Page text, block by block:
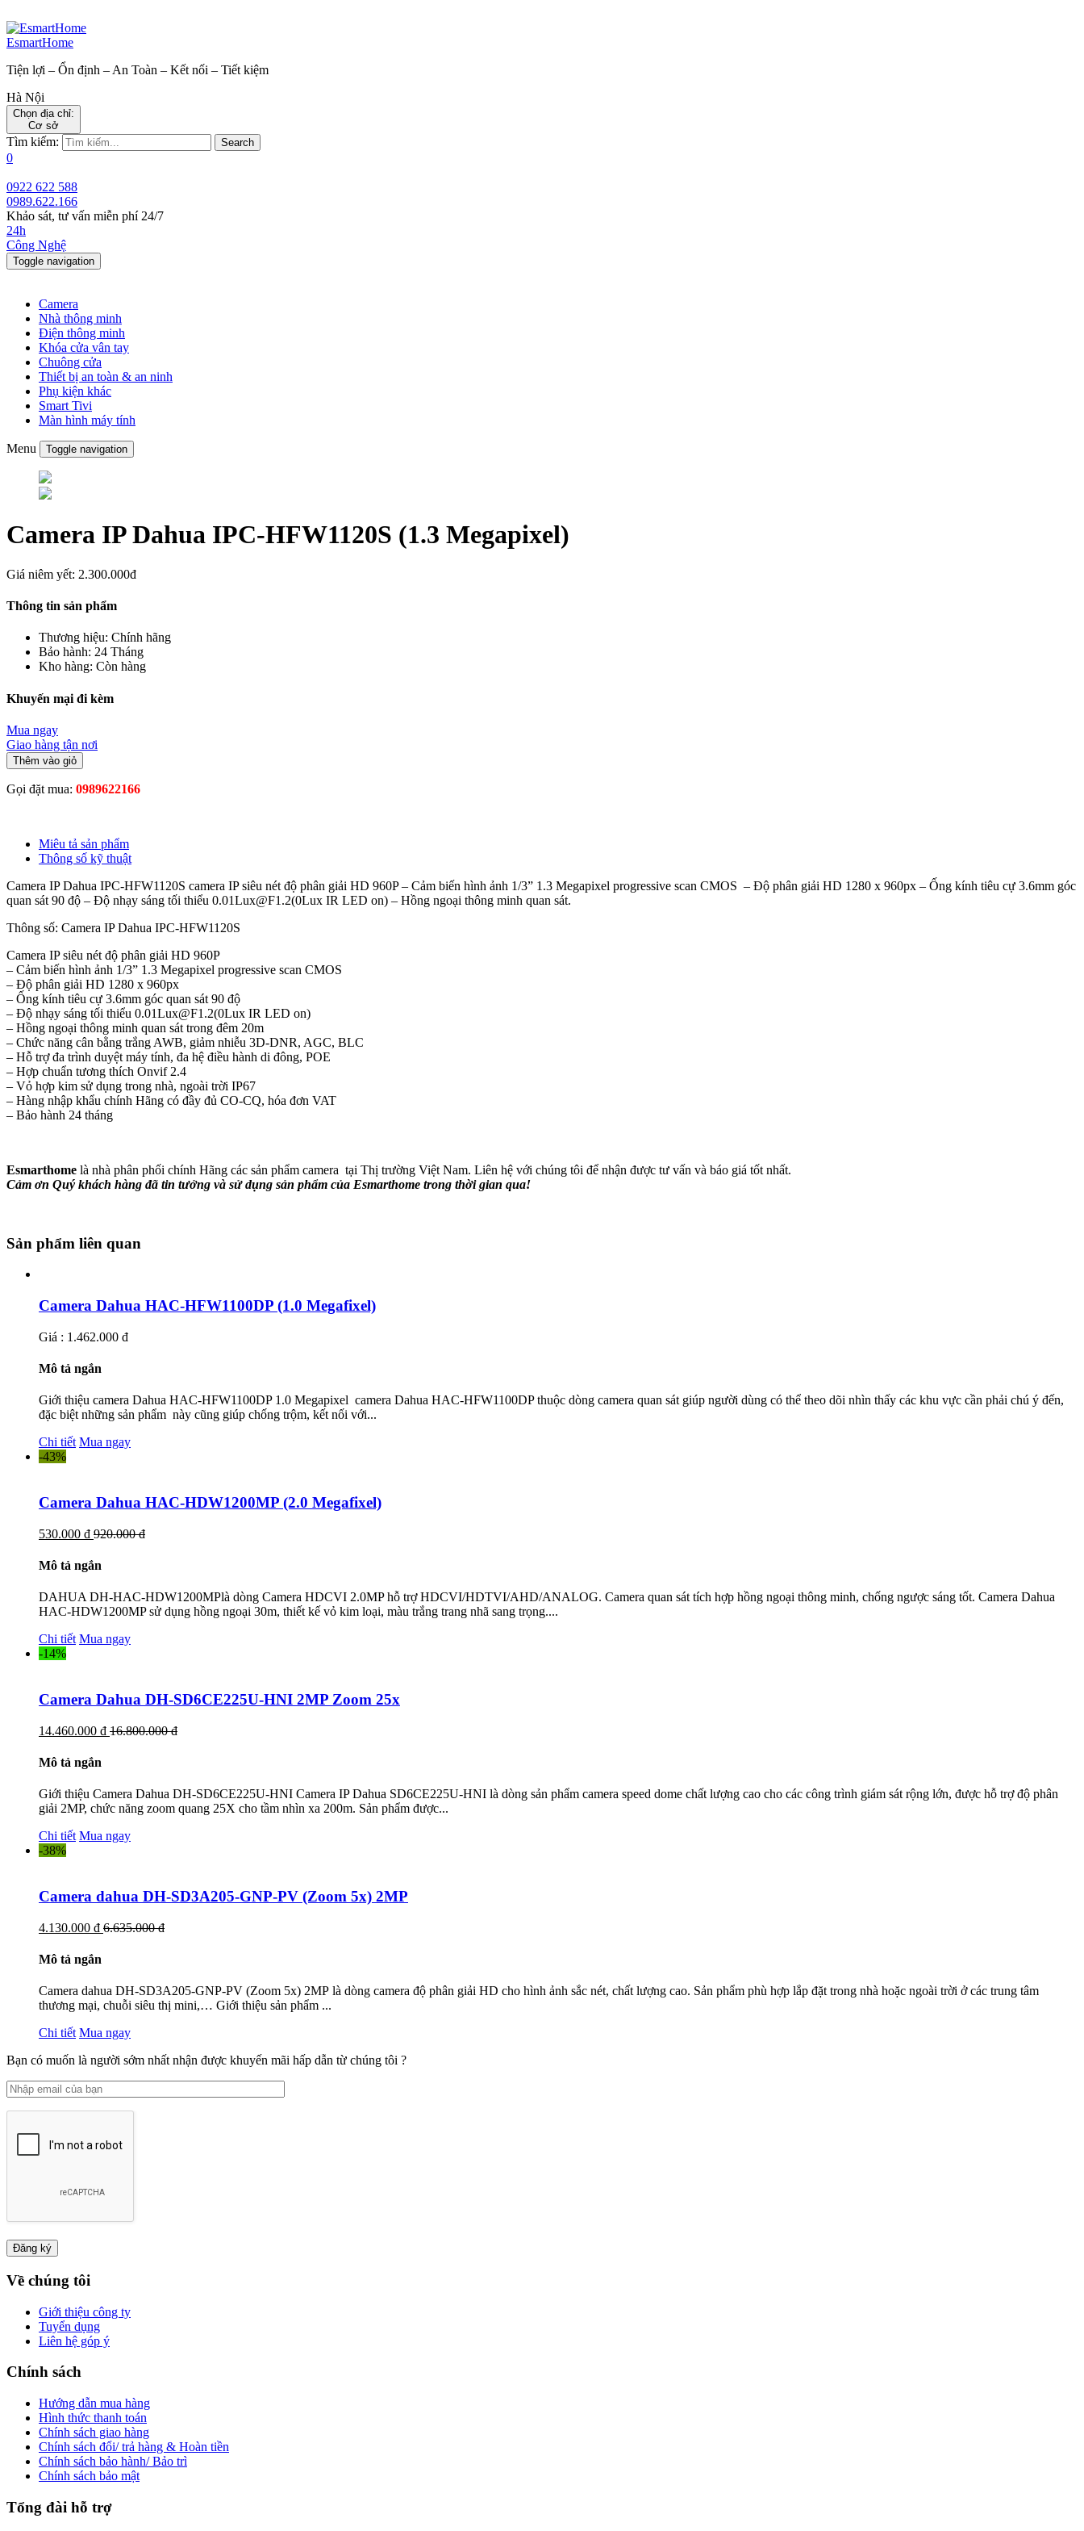
EsmartHome
Tiện lợi – Ổn định – An Toàn – Kết nối – Tiết kiệm
Hà Nội
Chọn địa chỉ:
Cơ sở
Tìm kiếm: Search
0
0922 622 588
0989.622.166
Khảo sát, tư vấn miễn phí 24/7
24h
Công Nghệ
Toggle navigation
Camera
Nhà thông minh
Điện thông minh
Khóa cửa vân tay
Chuông cửa
Thiết bị an toàn & an ninh
Phụ kiện khác
Smart Tivi
Màn hình máy tính
Menu Toggle navigation
Camera IP Dahua IPC-HFW1120S (1.3 Megapixel)
Giá niêm yết: 2.300.000đ
Thông tin sản phẩm
Thương hiệu: Chính hãng
Bảo hành: 24 Tháng
Kho hàng: Còn hàng
Khuyến mại đi kèm
Mua ngay
Giao hàng tận nơi
Thêm vào giỏ
Gọi đặt mua: 0989622166
Miêu tả sản phẩm
Thông số kỹ thuật
Camera IP Dahua IPC-HFW1120S camera IP siêu nét độ phân giải HD 960P – Cảm biến hình ảnh 1/3” 1.3 Megapixel progressive scan CMOS – Độ phân giải HD 1280 x 960px – Ống kính tiêu cự 3.6mm góc
quan sát 90 độ – Độ nhạy sáng tối thiểu 0.01Lux@F1.2(0Lux IR LED on) – Hồng ngoại thông minh quan sát.
Thông số: Camera IP Dahua IPC-HFW1120S
Camera IP siêu nét độ phân giải HD 960P
– Cảm biến hình ảnh 1/3” 1.3 Megapixel progressive scan CMOS
– Độ phân giải HD 1280 x 960px
– Ống kính tiêu cự 3.6mm góc quan sát 90 độ
– Độ nhạy sáng tối thiểu 0.01Lux@F1.2(0Lux IR LED on)
– Hồng ngoại thông minh quan sát trong đêm 20m
– Chức năng cân bằng trắng AWB, giảm nhiễu 3D-DNR, AGC, BLC
– Hỗ trợ đa trình duyệt máy tính, đa hệ điều hành di đông, POE
– Hợp chuẩn tương thích Onvif 2.4
– Vỏ hợp kim sử dụng trong nhà, ngoài trời IP67
– Hàng nhập khẩu chính Hãng có đầy đủ CO-CQ, hóa đơn VAT
– Bảo hành 24 tháng
Esmarthome là nhà phân phối chính Hãng các sản phẩm camera tại Thị trường Việt Nam. Liên hệ với chúng tôi để nhận được tư vấn và báo giá tốt nhất.
Cảm ơn Quý khách hàng đã tin tưởng và sử dụng sản phẩm của Esmarthome trong thời gian qua!
Sản phẩm liên quan
Camera Dahua HAC-HFW1100DP (1.0 Megafixel)
Giá : 1.462.000 đ
Mô tả ngắn
Giới thiệu camera Dahua HAC-HFW1100DP 1.0 Megapixel camera Dahua HAC-HFW1100DP thuộc dòng camera quan sát giúp người dùng có thể theo dõi nhìn thấy các khu vực cần phải chú ý đến,
đặc biệt những sản phẩm này cũng giúp chống trộm, kết nối với...
Chi tiết Mua ngay
-43%
Camera Dahua HAC-HDW1200MP (2.0 Megafixel)
530.000 đ 920.000 đ
Mô tả ngắn
DAHUA DH-HAC-HDW1200MPlà dòng Camera HDCVI 2.0MP hỗ trợ HDCVI/HDTVI/AHD/ANALOG. Camera quan sát tích hợp hồng ngoại thông minh, chống ngược sáng tốt. Camera Dahua
HAC-HDW1200MP sử dụng hồng ngoại 30m, thiết kế vỏ kim loại, màu trắng trang nhã sang trọng....
Chi tiết Mua ngay
-14%
Camera Dahua DH-SD6CE225U-HNI 2MP Zoom 25x
14.460.000 đ 16.800.000 đ
Mô tả ngắn
Giới thiệu Camera Dahua DH-SD6CE225U-HNI Camera IP Dahua SD6CE225U-HNI là dòng sản phẩm camera speed dome chất lượng cao cho các công trình giám sát rộng lớn, được hỗ trợ độ phân
giải 2MP, chức năng zoom quang 25X cho tầm nhìn xa 200m. Sản phẩm được...
Chi tiết Mua ngay
-38%
Camera dahua DH-SD3A205-GNP-PV (Zoom 5x) 2MP
4.130.000 đ 6.635.000 đ
Mô tả ngắn
Camera dahua DH-SD3A205-GNP-PV (Zoom 5x) 2MP là dòng camera độ phân giải HD cho hình ảnh sắc nét, chất lượng cao. Sản phẩm phù hợp lắp đặt trong nhà hoặc ngoài trời ở các trung tâm
thương mại, chuỗi siêu thị mini,… Giới thiệu sản phẩm ...
Chi tiết Mua ngay
Bạn có muốn là người sớm nhất nhận được khuyến mãi hấp dẫn từ chúng tôi ?
Về chúng tôi
Giới thiệu công ty
Tuyển dụng
Liên hệ góp ý
Chính sách
Hướng dẫn mua hàng
Hình thức thanh toán
Chính sách giao hàng
Chính sách đổi/ trả hàng & Hoàn tiền
Chính sách bảo hành/ Bảo trì
Chính sách bảo mật
Tổng đài hỗ trợ